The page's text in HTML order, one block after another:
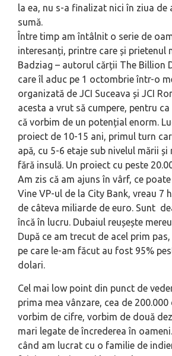
la ea, nu s-a finalizat nici în ziua de
sumă.
Între timp am întâlnit o serie de
interesanți, printre care și prietenul
Badziag – autorul cărții The Billion
care îl aduc pe 1 octombrie într-o
organizată de JCI Suceava și JCI
acesta a vrut să cumpere, pentru
că vorbim de un potențial enorm.
proiect de 10-15 ani, primul turn
apă, cu 5-6 etaje sub nivelul mării și
fără insulă. Un proiect cu peste
Am zis că am ajuns în vârf, ce
Vine VP-ul de la City Bank, vreau 7
de câteva miliarde de euro. Sunt
încă în lucru. Dubaiul reușește
După ce am trecut de acel prim
pe care le-am făcut au fost 95%
dolari.
Cel mai low point din punct de
prima mea vânzare, cea de 200.000
vorbim de cifre, vorbim de două
mari legate de încrederea în
când am lucrat cu o familie de